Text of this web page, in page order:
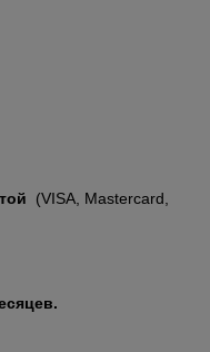
(VISA, Mastercard,